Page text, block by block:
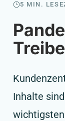
5 MIN.
Inhalte